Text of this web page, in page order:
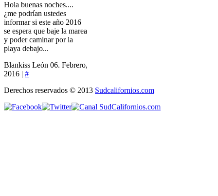
Hola buenas noches....
¿me podrían ustedes
informar si este año 2016
se espera que baje la marea
y poder caminar por la
playa debajo...
Blankiss León 06. Febrero,
2016 | #
Derechos reservados © 2013 Sudcalifornios.com